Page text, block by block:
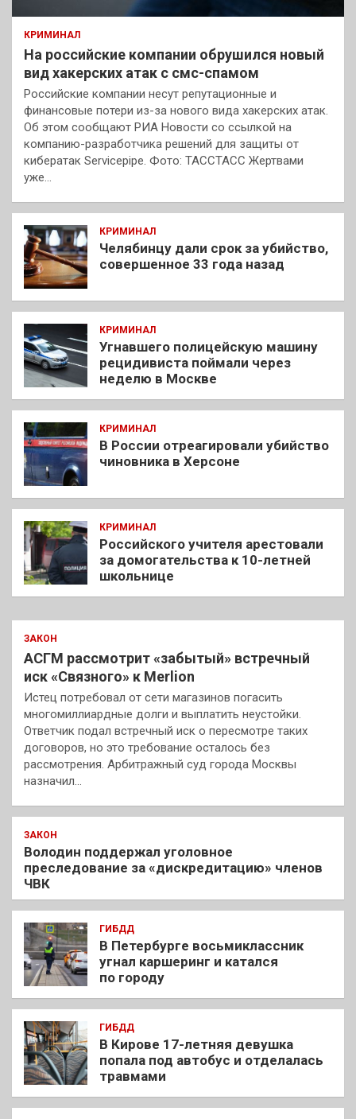
КРИМИНАЛ
На российские компании обрушился новый
вид хакерских атак с смс-спамом
Российские компании несут репутационные и
финансовые потери из-за нового вида хакерских атак.
Об этом сообщают РИА Новости со ссылкой на
компанию-разработчика решений для защиты от
кибератак Servicepipe. Фото: ТАССТАСС Жертвами
уже…
КРИМИНАЛ
Челябинцу дали срок за убийство,
совершенное 33 года назад
КРИМИНАЛ
Угнавшего полицейскую машину
рецидивиста поймали через
неделю в Москве
КРИМИНАЛ
В России отреагировали убийство
чиновника в Херсоне
КРИМИНАЛ
Российского учителя арестовали
за домогательства к 10-летней
школьнице
ЗАКОН
АСГМ рассмотрит «забытый» встречный
иск «Связного» к Merlion
Истец потребовал от сети магазинов погасить
многомиллиардные долги и выплатить неустойки.
Ответчик подал встречный иск о пересмотре таких
договоров, но это требование осталось без
рассмотрения. Арбитражный суд города Москвы
назначил…
ЗАКОН
Володин поддержал уголовное
преследование за «дискредитацию» членов
ЧВК
ГИБДД
В Петербурге восьмиклассник
угнал каршеринг и катался
по городу
ГИБДД
В Кирове 17-летняя девушка
попала под автобус и отделалась
травмами